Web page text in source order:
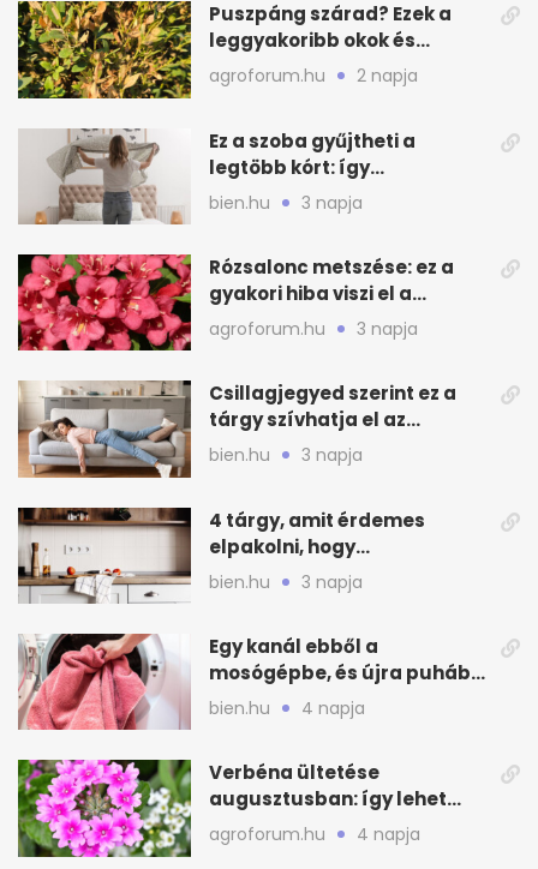
Puszpáng szárad? Ezek a
leggyakoribb okok és
teendők
agroforum.hu 2 napja
Ez a szoba gyűjtheti a
legtöbb kórt: így
mélytisztítsd otthon
bien.hu 3 napja
Rózsalonc metszése: ez a
gyakori hiba viszi el a
virágzást
agroforum.hu 3 napja
Csillagjegyed szerint ez a
tárgy szívhatja el az
otthonod energiáját
bien.hu 3 napja
4 tárgy, amit érdemes
elpakolni, hogy
hűvösebbnek tűnjön a lakás
bien.hu 3 napja
Egy kanál ebből a
mosógépbe, és újra puhább
lesz a törölköző
bien.hu 4 napja
Verbéna ültetése
augusztusban: így lehet
még idén virágos a kert
agroforum.hu 4 napja